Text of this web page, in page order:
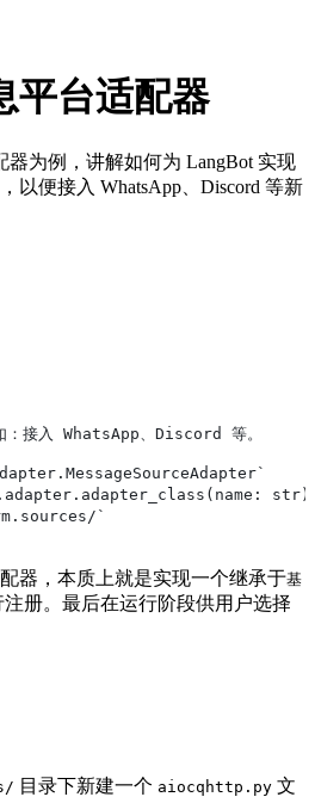
平台适配器
器为例，讲解如何为 LangBot 实现
以便接入 WhatsApp、Discord 等新
：接入 WhatsApp、Discord 等。
`
器，本质上就是实现一个继承于基
注册。最后在运行阶段供用户选择
目录下新建一个 aiocqhttp.py 文